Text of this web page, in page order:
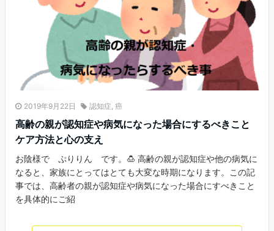
2019年9月22日 認知症 癌
高齢の親が認知症や病気になった場合にするべきこと
ケア方法と心の支え
お陰様で ぷりりん です。🍮 高齢の親が認知症や他の病気に
なると、家族にとってはとても大変な時期になります。この記
事では、高齢者の親が認知症や病気になった場合にすべきこと
を具体的にご紹